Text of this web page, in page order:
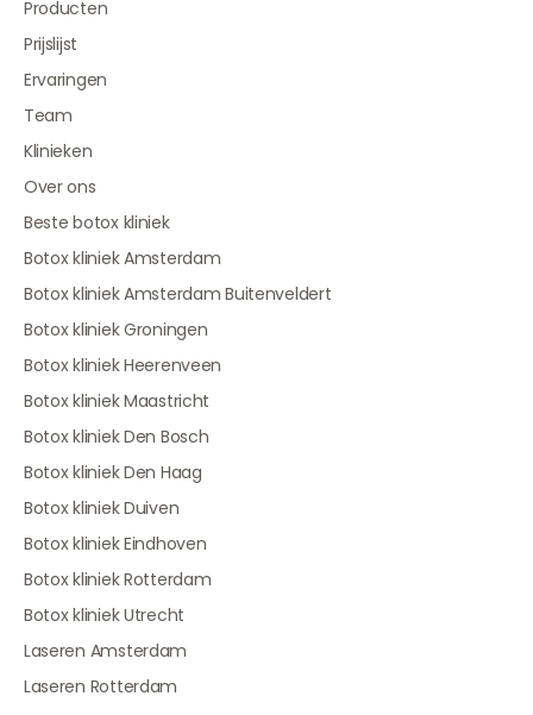
Producten
Prijslijst
Ervaringen
Team
Klinieken
Over ons
Beste botox kliniek
Botox kliniek Amsterdam
Botox kliniek Amsterdam Buitenveldert
Botox kliniek Groningen
Botox kliniek Heerenveen
Botox kliniek Maastricht
Botox kliniek Den Bosch
Botox kliniek Den Haag
Botox kliniek Duiven
Botox kliniek Eindhoven
Botox kliniek Rotterdam
Botox kliniek Utrecht
Laseren Amsterdam
Laseren Rotterdam